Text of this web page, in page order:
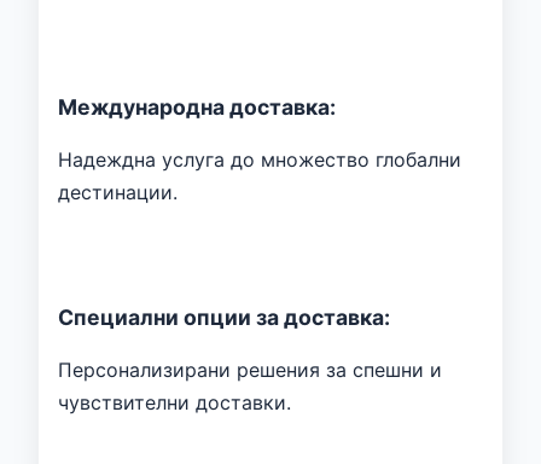
Международна доставка:
Надеждна услуга до множество глобални
дестинации.
Специални опции за доставка:
Персонализирани решения за спешни и
чувствителни доставки.